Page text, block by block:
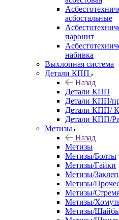
асбостальные
паронит
набивка
Выхлопная система
Детали КПП
Назад
Детали КПП
Детали КПП/
Детали КПП/
Детали КПП/
Метизы
Назад
Метизы
Метизы/Болты
Метизы/Гайки
Метизы/
Метизы/
Метизы/
Метизы/
Метизы/